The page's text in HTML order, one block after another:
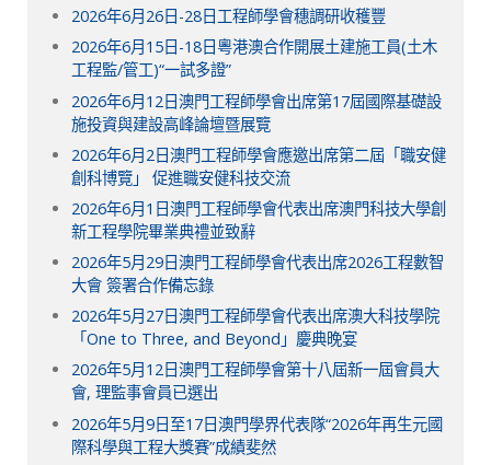
2026年6月26日-28日工程師學會穗調研收穫豐
2026年6月15日-18日粵港澳合作開展土建施工員(土木
工程監/管工)“一試多證”
2026年6月12日澳門工程師學會出席第17屆國際基礎設
施投資與建設高峰論壇暨展覽
2026年6月2日澳門工程師學會應邀出席第二屆「職安健
創科博覽」 促進職安健科技交流
2026年6月1日澳門工程師學會代表出席澳門科技大學創
新工程學院畢業典禮並致辭
2026年5月29日澳門工程師學會代表出席2026工程數智
大會 簽署合作備忘錄
2026年5月27日澳門工程師學會代表出席澳大科技學院
「One to Three, and Beyond」慶典晚宴
2026年5月12日澳門工程師學會第十八屆新一屆會員大
會, 理監事會員已選出
2026年5月9日至17日澳門學界代表隊“2026年再生元國
際科學與工程大獎賽”成績斐然